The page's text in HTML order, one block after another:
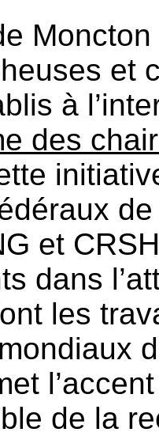
et
à
des
et
dans
les
de la